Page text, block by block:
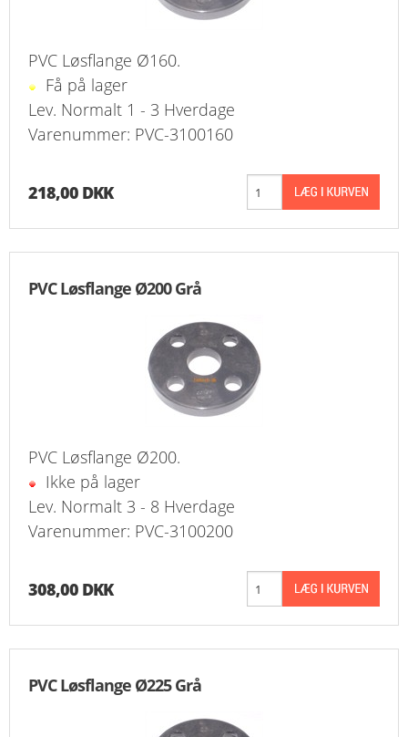
PVC Løsflange Ø160.
Få på lager
Lev. Normalt 1 - 3 Hverdage
Varenummer: PVC-3100160
218,00 DKK
PVC Løsflange Ø200 Grå
PVC Løsflange Ø200.
Ikke på lager
Lev. Normalt 3 - 8 Hverdage
Varenummer: PVC-3100200
308,00 DKK
PVC Løsflange Ø225 Grå